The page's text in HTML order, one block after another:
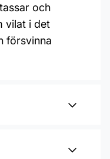
och
vilat i det
försvinna